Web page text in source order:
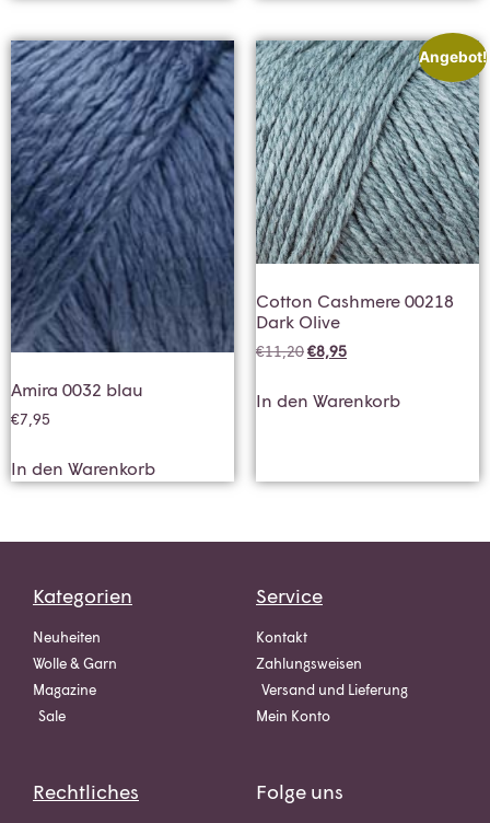
Amira 0032 blau
€7,95
In den Warenkorb
Angebot!
Cotton Cashmere 00218
Dark Olive
€11,20€8,95
In den Warenkorb
Kategorien
Neuheiten
Wolle & Garn
Magazine
Sale
Service
Kontakt
Zahlungsweisen
Versand und Lieferung
Mein Konto
Rechtliches Folge uns